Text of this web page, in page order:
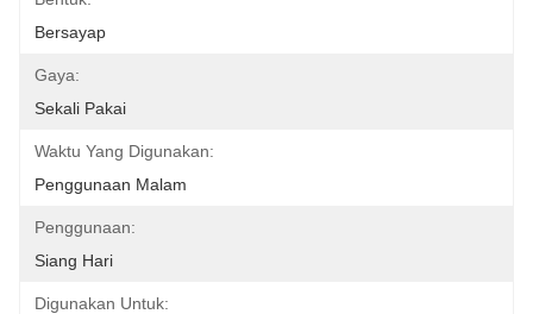
Bersayap
Gaya:
Sekali Pakai
Waktu Yang Digunakan:
Penggunaan Malam
Penggunaan:
Siang Hari
Digunakan Untuk: